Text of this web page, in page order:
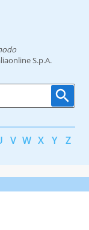
S.p.A.
V W X Y Z